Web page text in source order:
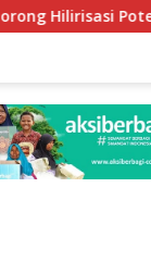
Potensi Daerah